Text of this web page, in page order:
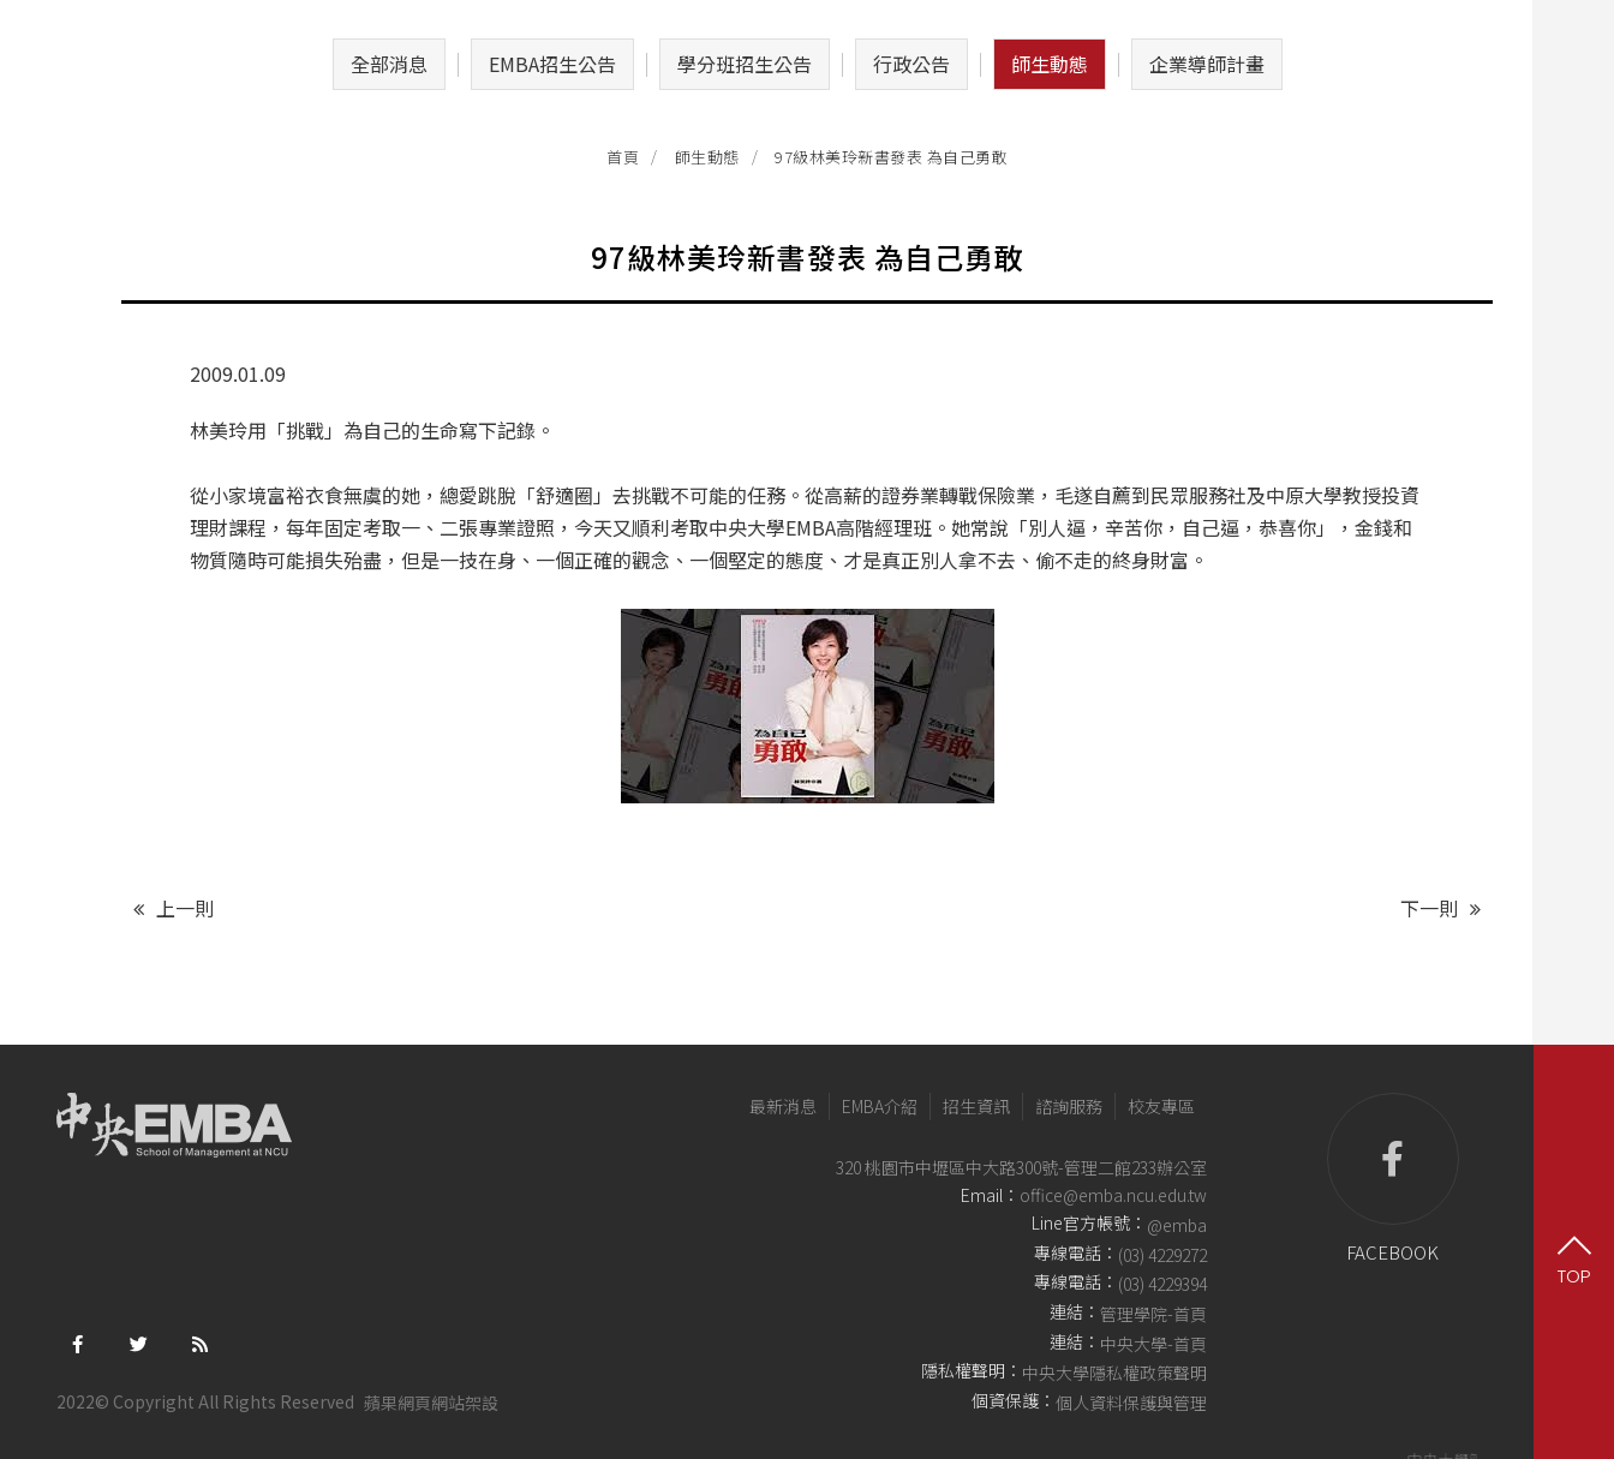
全部消息 EMBA招生公告 學分班招生公告 行政公告 師生動態 企業導師計畫
首頁 師生動態 97級林美玲新書發表 為自己勇敢
97級林美玲新書發表 為自己勇敢
2009.01.09
林美玲用「挑戰」為自己的生命寫下記錄。
從小家境富裕衣食無虞的她，總愛跳脫「舒適圈」去挑戰不可能的任務。從高薪的證券業轉戰保險業，毛遂自薦到民眾服務社及中原大學教授投資
理財課程，每年固定考取一、二張專業證照，今天又順利考取中央大學EMBA高階經理班。她常說「別人逼，辛苦你，自己逼，恭喜你」，金錢和
物質隨時可能損失殆盡，但是一技在身、一個正確的觀念、一個堅定的態度、才是真正別人拿不去、偷不走的終身財富。
上一則 下一則
TOP
2022© Copyright All Rights Reserved 蘋果網頁網站架設
最新消息 EMBA介紹 招生資訊 諮詢服務 校友專區
320 桃園市中壢區中大路300號-管理二館233辦公室
Email： office@emba.ncu.edu.tw
Line官方帳號： @emba
專線電話： (03) 4229272
專線電話： (03) 4229394
連結： 管理學院-首頁
連結： 中央大學-首頁
隱私權聲明： 中央大學隱私權政策聲明
個資保護： 個人資料保護與管理
FACEBOOK